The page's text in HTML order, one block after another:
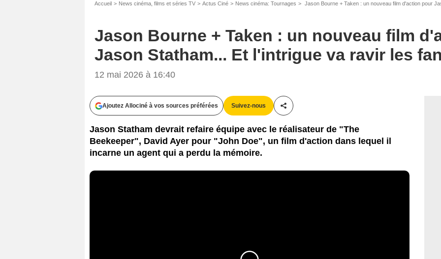
Accueil News cinéma, films et séries TV Actus Ciné News cinéma: Tournages Jason Bourne + Taken : un nouveau film d'action pour
Jason Bourne + Taken : un nouveau film
Jason Statham... Et l'intrigue va ravir les
12 mai 2026 à 16:40
Ajoutez Allociné à vos sources préférées Suivez-nous
Partager cet article
Jason Statham devrait refaire équipe avec le réalisateur de "The
Beekeeper", David Ayer pour "John Doe", un film d'action dans lequel il
incarne un agent qui a perdu la mémoire.